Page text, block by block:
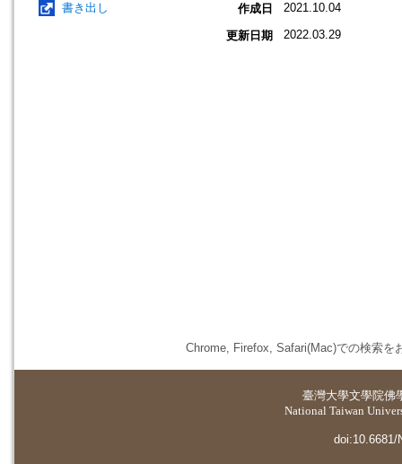
書き出し 作成日 2021.10.04
更新日期 2022.03.29
Chrome, Firefox, Safari(Mac)での検索を
臺灣大學文學院佛
National Taiwan
doi:10.6681/